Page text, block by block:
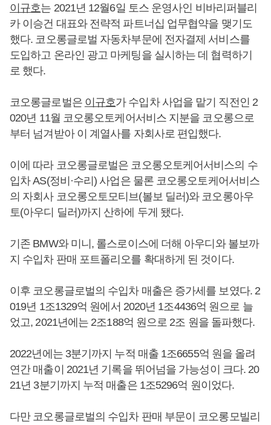
이규호는 2021년 12월6일 토스 운영사인 비바리퍼블리
카 이승건 대표와 전략적 파트너십 업무협약을 맺기도
했다. 코오롱글로벌 자동차부문에 전자결제 서비스를
도입하고 온라인 광고 마케팅을 실시하는 데 협력하기
로 했다.
코오롱글로벌은 이규호가 수입차 사업을 맡기 직전인 2
020년 11월 코오롱오토케어서비스 지분을 코오롱으로
부터 넘겨받아 이 계열사를 자회사로 편입했다.
이에 따라 코오롱글로벌은 코오롱오토케어서비스의 수
입차 AS(정비·수리) 사업은 물론 코오롱오토케어서비스
의 자회사 코오롱오토모티브(볼보 딜러)와 코오롱아우
토(아우디 딜러)까지 산하에 두게 됐다.
기존 BMW와 미니, 롤스로이스에 더해 아우디와 볼보까
지 수입차 판매 포트폴리오를 확대하게 된 것이다.
이후 코오롱글로벌의 수입차 매출은 증가세를 보였다. 2
019년 1조1329억 원에서 2020년 1조4436억 원으로 늘
었고, 2021년에는 2조188억 원으로 2조 원을 돌파했다.
2022년에는 3분기까지 누적 매출 1조6655억 원을 올려
연간 매출이 2021년 기록을 뛰어넘을 가능성이 크다. 20
21년 3분기까지 누적 매출은 1조5296억 원이었다.
다만 코오롱글로벌의 수입차 판매 부문이 코오롱모빌리